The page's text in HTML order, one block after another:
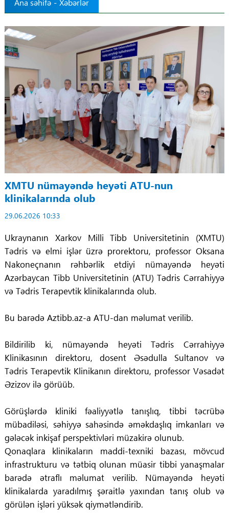
Ana səhifə - Xəbərlər
XMTU nümayəndə heyəti ATU-nun
klinikalarında olub
29.06.2026 10:33
Ukraynanın Xarkov Milli Tibb Universitetinin (XMTU)
Tədris və elmi işlər üzrə prorektoru, professor Oksana
Nakoneçnanın rəhbərlik etdiyi nümayəndə heyəti
Azərbaycan Tibb Universitetinin (ATU) Tədris Cərrahiyyə
və Tədris Terapevtik klinikalarında olub.
Bu barədə Aztibb.az-a ATU-dan məlumat verilib.
Bildirilib ki, nümayəndə heyəti Tədris Cərrahiyyə
Klinikasının direktoru, dosent Əsədulla Sultanov və
Tədris Terapevtik Klinikanın direktoru, professor Vəsadət
Əzizov ilə görüüb.
Görüşlərdə kliniki fəaliyyətlə tanışlıq, tibbi təcrübə
mübadiləsi, səhiyyə sahəsində əməkdaşlıq imkanları və
gələcək inkişaf perspektivləri müzakirə olunub.
Qonaqlara klinikaların maddi-texniki bazası, mövcud
infrastrukturu və tətbiq olunan müasir tibbi yanaşmalar
barədə ətraflı məlumat verilib. Nümayəndə heyəti
klinikalarda yaradılmış şəraitlə yaxından tanış olub və
görülən işləri yüksək qiymətləndirib.
Regionlar
Elanlar
Gündəm
Tibbi maarifləndirmə
Mühüm hadisələr
COVID-19
ÜST